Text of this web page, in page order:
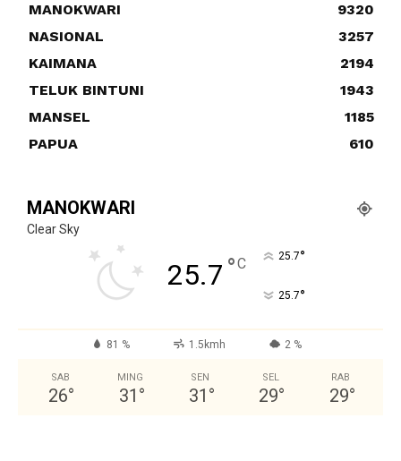
MANOKWARI
9320
NASIONAL
3257
KAIMANA
2194
TELUK BINTUNI
1943
MANSEL
1185
PAPUA
610
MANOKWARI
Clear Sky
25.7 °C 25.7°
25.7°
81 % 1.5kmh 2 %
SAB
26°
MING
31 °
SEN
31 °
SEL
29°
RAB
29°